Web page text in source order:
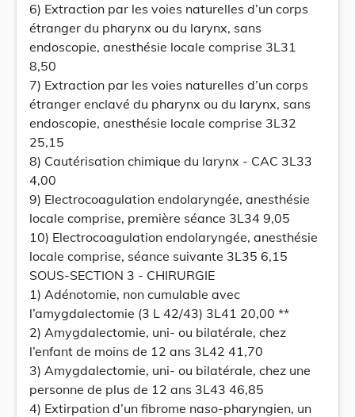
6) Extraction par les voies naturelles d’un corps
étranger du pharynx ou du larynx, sans
endoscopie, anesthésie locale comprise 3L31
8,50
7) Extraction par les voies naturelles d’un corps
étranger enclavé du pharynx ou du larynx, sans
endoscopie, anesthésie locale comprise 3L32
25,15
8) Cautérisation chimique du larynx - CAC 3L33
4,00
9) Electrocoagulation endolaryngée, anesthésie
locale comprise, première séance 3L34 9,05
10) Electrocoagulation endolaryngée, anesthésie
locale comprise, séance suivante 3L35 6,15
SOUS-SECTION 3 - CHIRURGIE
1) Adénotomie, non cumulable avec
l’amygdalectomie (3 L 42/43) 3L41 20,00 **
2) Amygdalectomie, uni- ou bilatérale, chez
l’enfant de moins de 12 ans 3L42 41,70
3) Amygdalectomie, uni- ou bilatérale, chez une
personne de plus de 12 ans 3L43 46,85
4) Extirpation d’un fibrome naso-pharyngien, un